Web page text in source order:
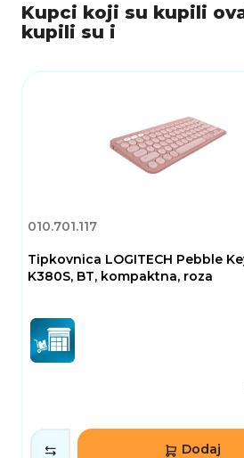
Kupci koji su kupili
kupili su i
010.701.117
Tipkovnica LOGITECH Pebble
K380S, BT, kompaktna, roza
Dodaj